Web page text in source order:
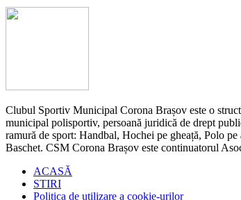
Clubul Sportiv Municipal Corona Brașov este o
municipal polisportiv, persoană juridică de drept
ramură de sport: Handbal, Hochei pe gheață, Polo
Baschet. CSM Corona Brașov este continuatorul
ACASĂ
STIRI
Politica de utilizare a cookie-urilor